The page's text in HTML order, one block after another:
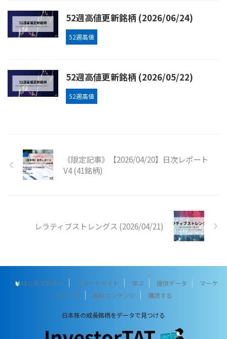
52週高値更新銘柄 (2026/06/24)
52週高値
52週高値更新銘柄 (2026/05/22)
52週高値
《限定記事》【2026/04/20】日次レポート
V4 (41銘柄)
レラティブストレングス (2026/04/21)
はじめての方へ スタートガイド 学ぶ 提供データ
マーケ
ットデータ
無料コンテンツ 購読する
日本株の成長銘柄をデータで見つける